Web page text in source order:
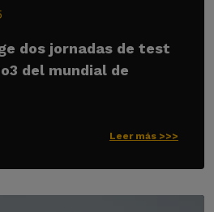
dos jornadas de test
del mundial de
Leer más >>>